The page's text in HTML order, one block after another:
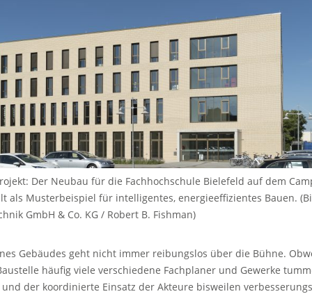
Der Neubau für die Fachhochschule Bielefeld auf dem
als Musterbeispiel für intelligentes, energieeffizientes Bauen.
GmbH & Co. KG / Robert B. Fishman)
Gebäudes geht nicht immer reibungslos über die Bühne.
häufig viele verschiedene Fachplaner und Gewerke
der koordinierte Einsatz der Akteure bisweilen